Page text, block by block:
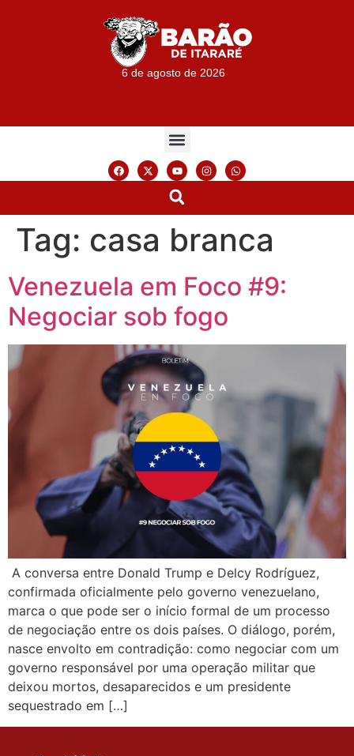
6 de agosto de 2026
Tag: casa branca
Venezuela em Foco #9:
Negociar sob fogo
A conversa entre Donald Trump e Delcy Rodríguez,
confirmada oficialmente pelo governo venezuelano,
marca o que pode ser o início formal de um processo
de negociação entre os dois países. O diálogo, porém,
nasce envolto em contradição: como negociar com um
governo responsável por uma operação militar que
deixou mortos, desaparecidos e um presidente
sequestrado em […]